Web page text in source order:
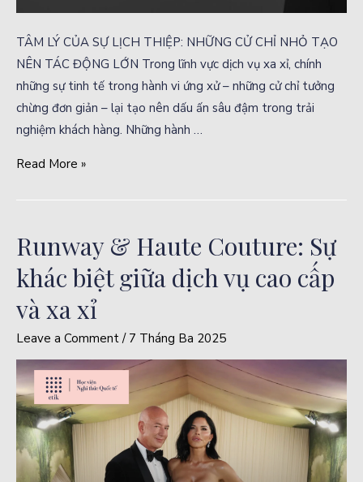
TÂM LÝ CỦA SỰ LỊCH THIỆP: NHỮNG CỬ CHỈ NHỎ TẠO
NÊN TÁC ĐỘNG LỚN Trong lĩnh vực dịch vụ xa xỉ, chính
những sự tinh tế trong hành vi ứng xử – những cử chỉ tưởng
chừng đơn giản – lại tạo nên dấu ấn sâu đậm trong trải
nghiệm khách hàng. Những hành …
Read More »
Runway & Haute Couture: Sự
khác biệt giữa dịch vụ cao cấp
và xa xỉ
Leave a Comment / 7 Tháng Ba 2025